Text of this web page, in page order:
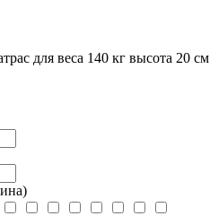
для веса 140 кг высота 20 см